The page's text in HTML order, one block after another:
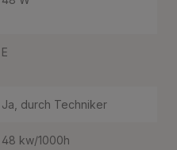
E
Ja, durch Techniker
48 kw/1000h